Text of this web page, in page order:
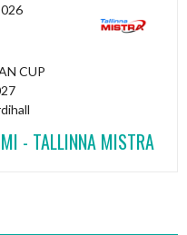
CUP
- TALLINNA MISTRA